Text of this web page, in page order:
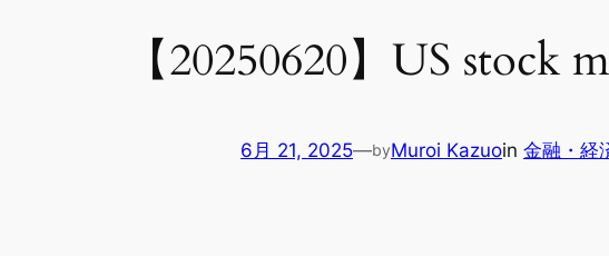
【20250620】US stock
6月 21, 2025—byMuroi Kazuoin 金融・経